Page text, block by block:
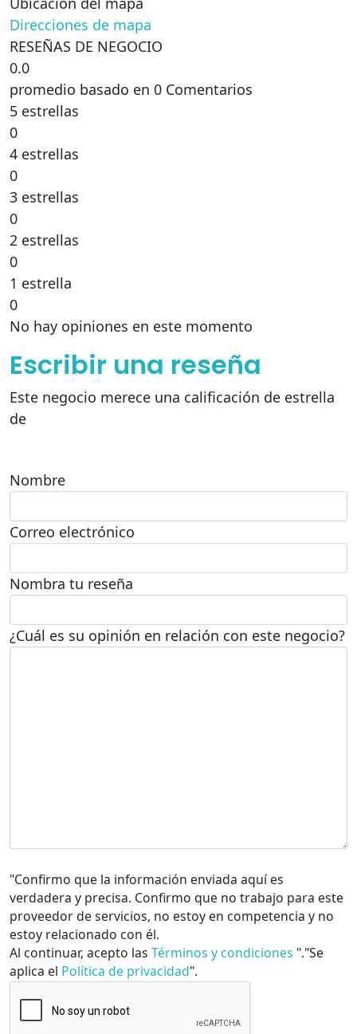
Direcciones de mapa
RESEÑAS DE NEGOCIO
0.0
promedio basado en 0 Comentarios
5 estrellas
0
4 estrellas
0
3 estrellas
0
2 estrellas
0
1 estrella
0
No hay opiniones en este momento
Escribir una reseña
Este negocio merece una calificación de estrella
de
Nombre
Correo electrónico
Nombra tu reseña
¿Cuál es su opinión en relación con este negocio?
"Confirmo que la información enviada aquí es
verdadera y precisa. Confirmo que no trabajo para este
proveedor de servicios, no estoy en competencia y no
estoy relacionado con él.
Al continuar, acepto las Términos y condiciones "."Se
aplica el Política de privacidad".